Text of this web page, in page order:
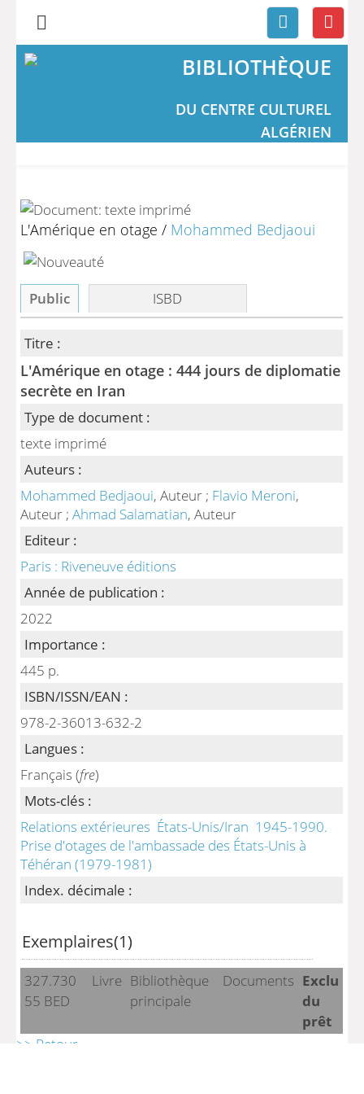
BIBLIOTHÈQUE
DU CENTRE CULTUREL
ALGÉRIEN
L'Amérique en otage / Mohammed Bedjaoui
Public ISBD
Titre :
L'Amérique en otage : 444 jours de diplomatie
secrète en Iran
Type de document :
texte imprimé
Auteurs :
Mohammed Bedjaoui, Auteur ; Flavio Meroni,
Auteur ;Ahmad Salamatian, Auteur
Editeur :
Paris : Riveneuve éditions
Année de publication :
2022
Importance :
445 p.
ISBN/ISSN/EAN :
978-2-36013-632-2
Langues :
Français (fre)
Mots-clés :
Relations extérieures États-Unis/Iran 1945-1990.
Prise d'otages de l'ambassade des États-Unis à
Téhéran (1979-1981)
Index. décimale :
Exemplaires(1)
327.730
55 BED
Livre Bibliothèque
principale
Documents Exclu
du
prêt
>> Retour